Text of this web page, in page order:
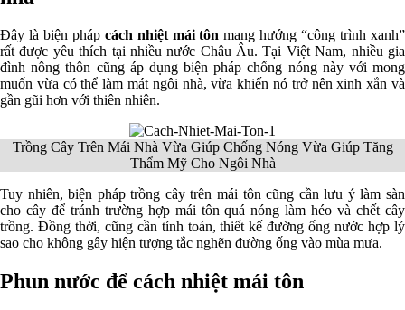
Đây là biện pháp cách nhiệt mái tôn mang hướng “công trình xanh”
rất được yêu thích tại nhiều nước Châu Âu. Tại Việt Nam, nhiều gia
đình nông thôn cũng áp dụng biện pháp chống nóng này với mong
muốn vừa có thể làm mát ngôi nhà, vừa khiến nó trở nên xinh xắn và
gần gũi hơn với thiên nhiên.
Trồng Cây Trên Mái Nhà Vừa Giúp Chống Nóng Vừa Giúp Tăng
Thẩm Mỹ Cho Ngôi Nhà
Tuy nhiên, biện pháp trồng cây trên mái tôn cũng cần lưu ý làm sàn
cho cây để tránh trường hợp mái tôn quá nóng làm héo và chết cây
trồng. Đồng thời, cũng cần tính toán, thiết kế đường ống nước hợp lý
sao cho không gây hiện tượng tắc nghẽn đường ống vào mùa mưa.
Phun nước để cách nhiệt mái tôn